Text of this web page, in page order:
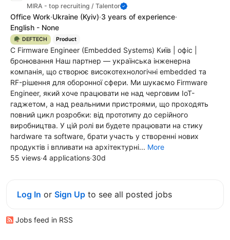
MIRA - top recruiting / Talentor
Office Work·Ukraine (Kyiv)·3 years of experience·
English - None
🪖 DEFTECH Product
C Firmware Engineer (Embedded Systems) Київ | офіс |
бронювання Наш партнер — українська інженерна
компанія, що створює високотехнологічні embedded та
RF-рішення для оборонної сфери. Ми шукаємо Firmware
Engineer, який хоче працювати не над черговим IoT-
гаджетом, а над реальними пристроями, що проходять
повний цикл розробки: від прототипу до серійного
виробництва. У цій ролі ви будете працювати на стику
hardware та software, брати участь у створенні нових
продуктів і впливати на архітектурні... More
55 views·4 applications·30d
Log In or Sign Up to see all posted jobs
Jobs feed in RSS